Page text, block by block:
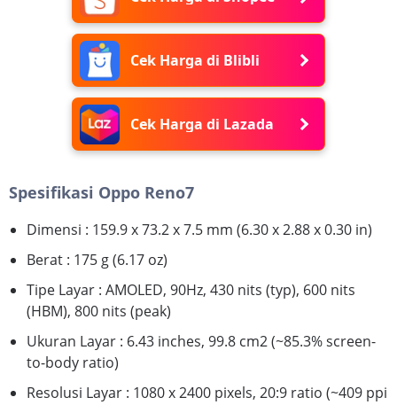
Cek Harga di Blibli
Cek Harga di Lazada
Spesifikasi Oppo Reno7
Dimensi : 159.9 x 73.2 x 7.5 mm (6.30 x 2.88 x 0.30 in)
Berat : 175 g (6.17 oz)
Tipe Layar : AMOLED, 90Hz, 430 nits (typ), 600 nits
(HBM), 800 nits (peak)
Ukuran Layar : 6.43 inches, 99.8 cm2 (~85.3% screen-
to-body ratio)
Resolusi Layar : 1080 x 2400 pixels, 20:9 ratio (~409 ppi